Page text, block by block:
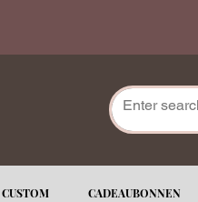
CUSTOM CADEAUBONNEN